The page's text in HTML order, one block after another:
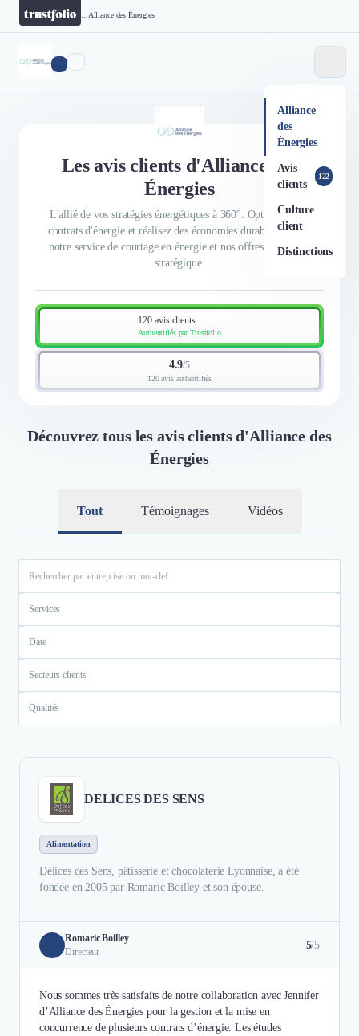
Alliance des Énergies
Alliance
des
Énergies
Avis
clients
122
Culture
client
Distinctions
Les avis clients d'Alliance des
Énergies
L'allié de vos stratégies énergétiques à 360°. Optimisez vos
contrats d'énergie et réalisez des économies durables grâce à
notre service de courtage en énergie et nos offres de conseil
stratégique.
120 avis clients
Authentifiés par Trustfolio
4.9/5
120 avis authentifiés
Découvrez tous les avis clients d'Alliance des
Énergies
Tout Témoignages Vidéos
Services
Date
Secteurs clients
Qualités
DELICES DES SENS
Alimentation
Délices des Sens, pâtisserie et chocolaterie Lyonnaise, a été
fondée en 2005 par Romaric Boilley et son épouse.
Romaric Boilley
Directeur
5/5
Nous sommes très satisfaits de notre collaboration avec Jennifer
d’Alliance des Énergies pour la gestion et la mise en
concurrence de plusieurs contrats d’énergie. Les études